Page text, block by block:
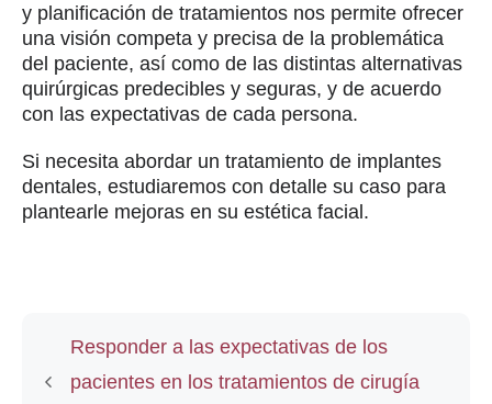
y planificación de tratamientos nos permite ofrecer
una visión competa y precisa de la problemática
del paciente, así como de las distintas alternativas
quirúrgicas predecibles y seguras, y de acuerdo
con las expectativas de cada persona.
Si necesita abordar un tratamiento de implantes
dentales, estudiaremos con detalle su caso para
plantearle mejoras en su estética facial.
Responder a las expectativas de los
pacientes en los tratamientos de cirugía